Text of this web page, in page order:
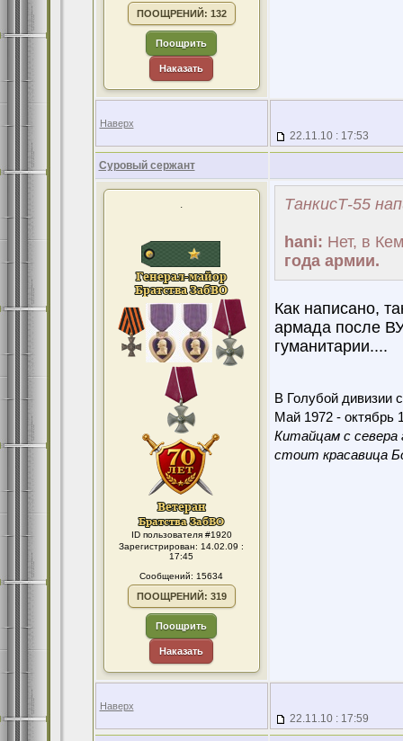
ПООЩРЕНИЙ: 132
Поощрить
Наказать
Наверх
22.11.10 : 17:53
Суровый сержант
.
ID пользователя #1920
Зарегистрирован: 14.02.09 :
17:45
Сообщений: 15634
ПООЩРЕНИЙ: 319
Поощрить
Наказать
ТанкисТ-55
hani: Нет, в
года армии.
Как написано,
армада после
гуманитарии....
В Голубой дивизии
Май 1972 - октябрь
Китайцам с севера
стоит красавица
Наверх
22.11.10 : 17:59